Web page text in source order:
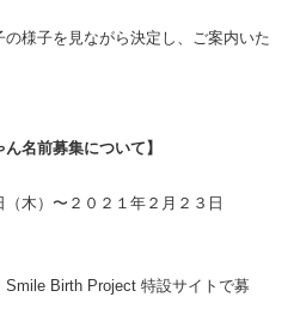
様子を見ながら決定し、ご案内いた
名前募集について】
）〜２０２１年２月２３日
Birth Project 特設サイトで募